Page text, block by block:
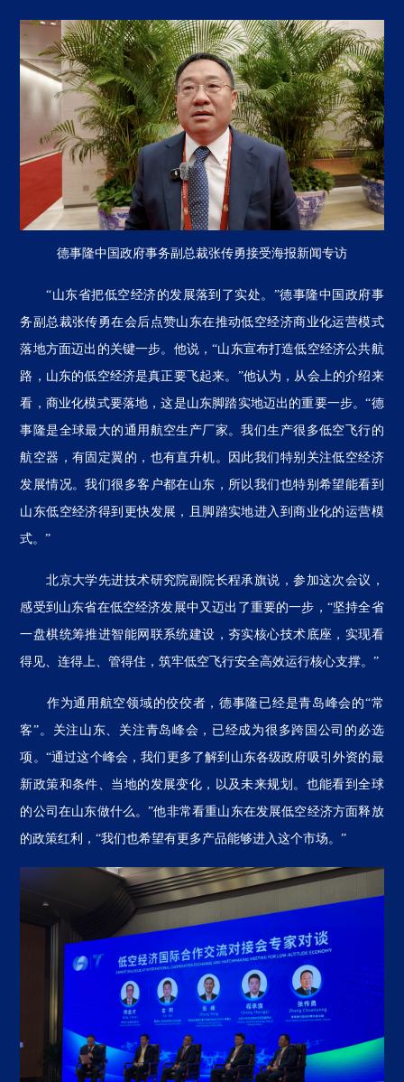
德事隆中国政府事务副总裁张传勇接受海报新闻专访
“山东省把低空经济的发展落到了实处。”德事隆中国政府事
务副总裁张传勇在会后点赞山东在推动低空经济商业化运营模式
落地方面迈出的关键一步。他说，“山东宣布打造低空经济公共航
路，山东的低空经济是真正要飞起来。”他认为，从会上的介绍来
看，商业化模式要落地，这是山东脚踏实地迈出的重要一步。“德
事隆是全球最大的通用航空生产厂家。我们生产很多低空飞行的
航空器，有固定翼的，也有直升机。因此我们特别关注低空经济
发展情况。我们很多客户都在山东，所以我们也特别希望能看到
山东低空经济得到更快发展，且脚踏实地进入到商业化的运营模
式。”
北京大学先进技术研究院副院长程承旗说，参加这次会议，
感受到山东省在低空经济发展中又迈出了重要的一步，“坚持全省
一盘棋统筹推进智能网联系统建设，夯实核心技术底座，实现看
得见、连得上、管得住，筑牢低空飞行安全高效运行核心支撑。”
作为通用航空领域的佼佼者，德事隆已经是青岛峰会的“常
客”。关注山东、关注青岛峰会，已经成为很多跨国公司的必选
项。“通过这个峰会，我们更多了解到山东各级政府吸引外资的最
新政策和条件、当地的发展变化，以及未来规划。也能看到全球
的公司在山东做什么。”他非常看重山东在发展低空经济方面释放
的政策红利，“我们也希望有更多产品能够进入这个市场。”